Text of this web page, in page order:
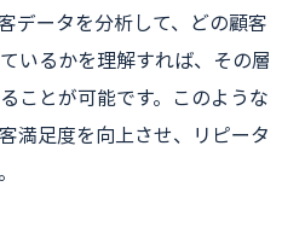
データを分析して、どの顧客
いるかを理解すれば、その層
ことが可能です。このような
満足度を向上させ、リピータ